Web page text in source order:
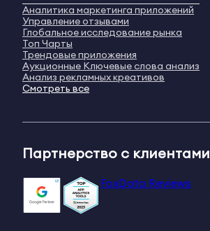
Аналитика маркетинга приложений
Управление отзывами
Глобальное исследование рынка
Топ Чарты
Трендовые приложения
Аукционные Ключевые слова анализ
Анализ рекламных креативов
Смотреть все
Партнерство с клиентами
FoxData Reviews